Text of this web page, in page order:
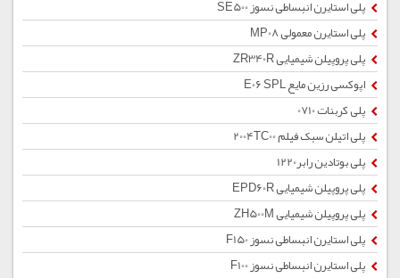
پلی استایرن انبساطی نسوز SE500
پلی استایرن معمولی MP08
پلی پروپیلن شیمیایی ZR340R
اپوکسی رزین مایع E06 SPL
پلی کربنات 0710
پلی اتیلن سبک فیلم 2004TC00
پلی بوتادین رابر1220
پلی پروپیلن شیمیایی EPD60R
پلی پروپیلن شیمیایی ZH500M
پلی استایرن انبساطی نسوز F150
پلی استایرن انبساطی نسوز F100